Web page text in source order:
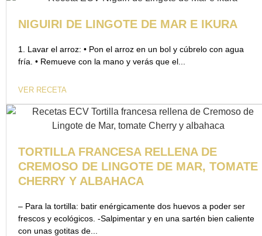
NIGUIRI DE LINGOTE DE MAR E IKURA
1. Lavar el arroz: • Pon el arroz en un bol y cúbrelo con agua
fría. • Remueve con la mano y verás que el...
VER RECETA
TORTILLA FRANCESA RELLENA DE
CREMOSO DE LINGOTE DE MAR, TOMATE
CHERRY Y ALBAHACA
– Para la tortilla: batir enérgicamente dos huevos a poder ser
frescos y ecológicos. -Salpimentar y en una sartén bien caliente
con unas gotitas de...